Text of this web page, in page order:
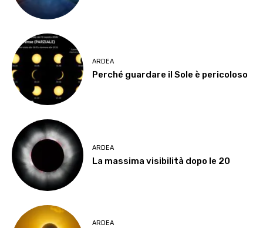
ARDEA
Perché guardare il Sole è pericoloso
ARDEA
La massima visibilità dopo le 20
ARDEA